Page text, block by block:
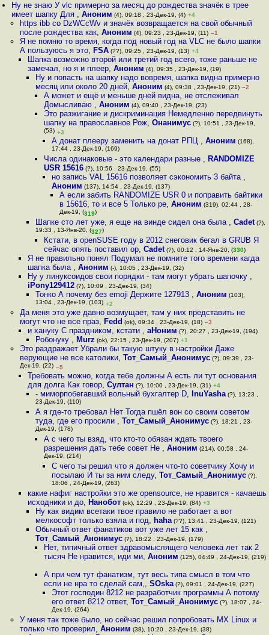
Ну не знаю У vlc примерно за месяц до рождества значёк в трее
имеет шапку Для ,Аноним (4), 09:18 , 23-Дек-19, (4) +4
https ibb co DzWCcWv и значёк возвращается на свой обычный
после рождества как, Аноним (4), 09:23 , 23-Дек-19, (11) –1
Я не помню то время, когда под новый год на VLC не было шапки
А пользуюсь я это, FSA(??), 09:25 , 23-Дек-19, (13) +4
Шапка возможно второй или третий год всего, тоже раньше не
замечал, но я и плеер, Аноним (4), 09:35 , 23-Дек-19, (19)
Ну и попасть на шапку надо вовремя, шапка видна примерно
месяц или около 20 дней,Аноним (4), 09:38 , 23-Дек-19, (21) –2
А может и ещё и меньше дней видна, не отслеживал
Домысливаю , Аноним (4), 09:40 , 23-Дек-19, (23)
Это разжигание и дискриминация Немедленно передвинуть
шапку на православное Рож, Онанимус(?), 10:51 , 23-Дек-19,
(53) +3
А донат плееру заменить на донат РПЦ , Аноним (168),
17:44 , 23-Дек-19, (169)
Числа одинаковые - это календари разные , RANDOMIZE
USR 15616(?), 10:56 , 23-Дек-19, (55)
но запись VAL 15616 позволяет сэкономить 3 байта ,
Аноним (137), 14:54 , 23-Дек-19, (137)
А если забить RANDOMIZE USR 0 и поправить байтики
в 15616, то и все 5 Только ре,Аноним (319), 02:44 , 28-
Дек-19, (319)
Шапке сто лет уже, я еще на винде сидел она была ,Cadet (?),
19:33 , 13-Янв-20, (327)
Кстати, в openSUSE году в 2012 снеговик бегал в GRUB Я
сейчас опять поставил op, Cadet(?), 00:12 , 14-Янв-20, (330)
Я не правильно понял Подумал не помните того времени кагда
шапка была , Аноним (-), 10:05 , 23-Дек-19, (32)
Ну у линуксоидов свои порядки - там могут убрать шапочку ,
iPony129412(?), 10:09 , 23-Дек-19, (34)
Тонко А почему без emoji Держите 127913 ,Аноним (103),
13:04 , 23-Дек-19, (103) +2
Да меня это уже давно возмущает, там у них представить не
могут что не все праз, Fedd (ok), 09:34 , 23-Дек-19, (18) –3
и хануку С праздником, кстати , аНоним (?), 20:27 , 23-Дек-19, (194)
Робонуку , Murz (ok), 22:15 , 23-Дек-19, (207) +1
Это раздражает Убрали бы такую штуку в настройки Даже
верующие не все католики, Тот_Самый_Анонимус(?), 09:39 , 23-
Дек-19, (22) –5
Требовать можно, когда тебе должны А есть ли тут основания
для долга Как говор, Султан (?), 10:00 , 23-Дек-19, (31) +4
- миморпобегавший вольный бухгалтер D, InuYasha (?), 13:23 ,
23-Дек-19, (110)
А я где-то требовал Нет Тогда пшёл вон со своим советом
туда, где его просили ,Тот_Самый_Анонимус (?), 18:21 , 23-
Дек-19, (178)
А с чего ты взяд, что кто-то обязан ждать твоего
разрешения дать тебе совет Не , Аноним (214), 00:58 , 24-
Дек-19, (214)
С чего ты решил что я должен что-то советчику Хочу и
посылаю И ты за ним следу, Тот_Самый_Анонимус(?),
18:06 , 24-Дек-19, (263)
какие нафиг настройки это же opensource, не нравится - качаешь
исходники и до, Нанобот(ok), 12:29 , 23-Дек-19, (84) +3
Ну как видим всетаки твое правило не работает а вот
мелкософт только взяла и под, haha (??), 13:41 , 23-Дек-19, (121)
Обычный ответ фанатиков вот уже лет 15 как ,
Тот_Самый_Анонимус (?), 18:22 , 23-Дек-19, (179)
Нет, типичный ответ здравомыслящего человека лет так 2
тысяч Не нравится, иди ми, Аноним (125), 04:49 , 24-Дек-19, (219)
А при чем тут фанатизм, тут весь типа смысл в том что
если не нра то сделай сам,, SOska(?), 09:01 , 24-Дек-19, (227)
Этот господин 8212 не разработчик программы А потому
его ответ 8212 ответ, Тот_Самый_Анонимус(?), 18:07 , 24-
Дек-19, (264)
У меня так тоже было, но сейчас решил попробовать MX Linux и
только что проверил, Аноним (38), 10:20 , 23-Дек-19, (38)